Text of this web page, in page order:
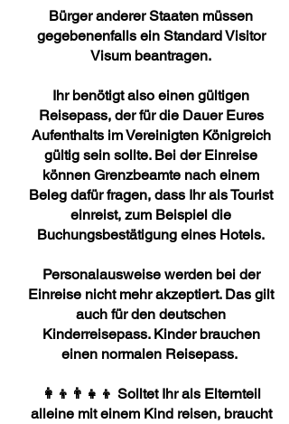
Bürger anderer Staaten müssen
gegebenenfalls ein Standard Visitor
Visum beantragen.
Ihr benötigt also einen gültigen
Reisepass, der für die Dauer Eures
Aufenthalts im Vereinigten Königreich
gültig sein sollte. Bei der Einreise
können Grenzbeamte nach einem
Beleg dafür fragen, dass Ihr als Tourist
einreist, zum Beispiel die
Buchungsbestätigung eines Hotels.
Personalausweise werden bei der
Einreise nicht mehr akzeptiert. Das gilt
auch für den deutschen
Kinderreisepass. Kinder brauchen
einen normalen Reisepass.
👩‍👦👨‍👧👦 Solltet Ihr als Elternteil
alleine mit einem Kind reisen, braucht